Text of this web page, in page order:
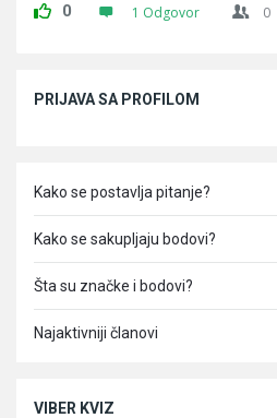
0 1 Odgovor 0
PRIJAVA SA PROFILOM
Kako se postavlja pitanje?
Kako se sakupljaju bodovi?
Šta su značke i bodovi?
Najaktivniji članovi
VIBER KVIZ